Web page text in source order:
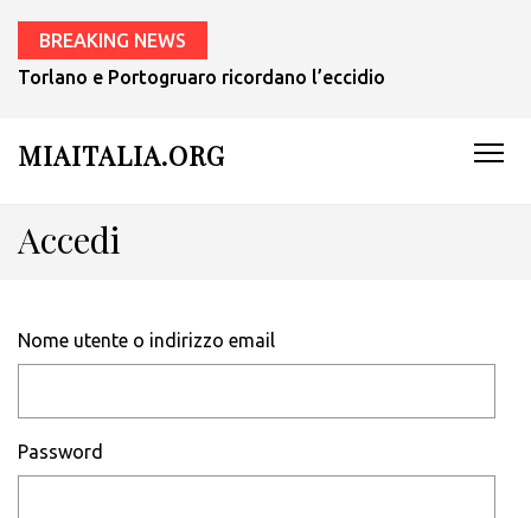
BREAKING NEWS
Torlano e Portogruaro ricordano l’eccidio del ’44 – Ma De
MIAITALIA.ORG
Accedi
Nome utente o indirizzo email
Password